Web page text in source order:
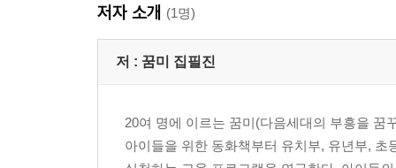
2과 하나님께 지혜를 구해요
3과 하나님의 말씀에 순종해요
4과 하나님은 영광의 하나님이세요
1과 하나님이 교회를 세우셨어요
2과 성령 하나님이 함께하세요
저자 소개 (1명)
저 : 꿈미 집필진
20여 명에 이르는 꿈미(다음세대의 부흥을 꿈
아이들을 위한 동화책부터 유치부, 유년부,